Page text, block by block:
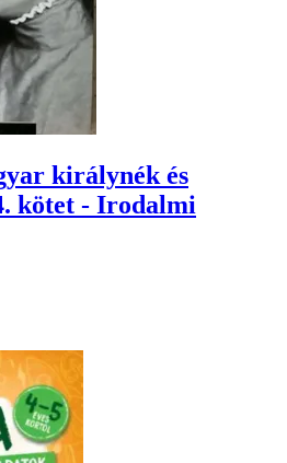
királynék és
kötet - Irodalmi